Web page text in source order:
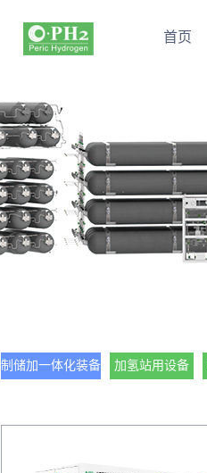
首页
制储加一体化装备 加氢站用设备